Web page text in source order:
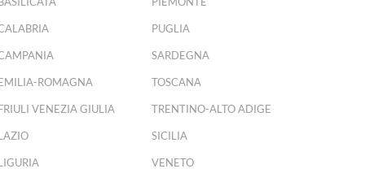
ROMAGNA
VENEZIA GIULIA
PUGLIA
SARDEGNA
TOSCANA
TRENTINO-ALTO ADIGE
SICILIA
VENETO